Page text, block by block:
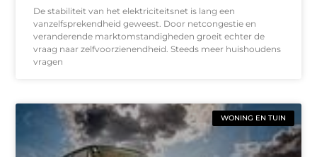
De stabiliteit van het elektriciteitsnet is lang een
vanzelfsprekendheid geweest. Door netcongestie en
veranderende marktomstandigheden groeit echter de
vraag naar zelfvoorzienendheid. Steeds meer huishoudens
vragen
WONING EN TUIN